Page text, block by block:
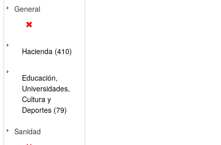
General
Hacienda (410)
Educación,
Universidades,
Cultura y
Deportes (79)
Sanidad